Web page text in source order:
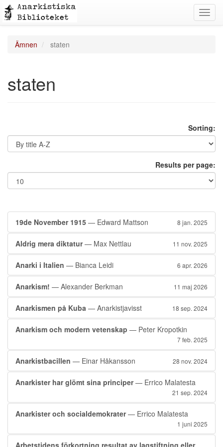
Ämnen staten
staten
Sorting:
Results per page:
19de November 1915 — Edward Mattson 8 jan. 2025
Aldrig mera diktatur— Max Nettlau 11 nov. 2025
Anarki i Italien — Bianca Leidi 6 apr. 2026
Anarkism! — Alexander Berkman 11 maj 2026
Anarkismen på Kuba — Anarkistjavisst 18 sep. 2024
Anarkism och modern vetenskap — Peter Kropotkin
7 feb. 2025
Anarkistbacillen — Einar Håkansson 28 nov. 2024
Anarkister har glömt sina principer— Errico Malatesta
21 sep. 2024
Anarkister och socialdemokrater— Errico Malatesta
1 juni 2025
Arbetstidens förkortning resultat av lagstiftning eller